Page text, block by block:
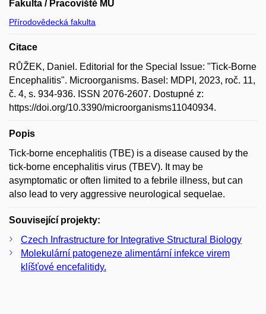
Fakulta / Pracoviště MU
Přírodovědecká fakulta
Citace
RŮŽEK, Daniel. Editorial for the Special Issue: "Tick-Borne
Encephalitis". Microorganisms. Basel: MDPI, 2023, roč. 11,
č. 4, s. 934-936. ISSN 2076-2607. Dostupné z:
https://doi.org/10.3390/microorganisms11040934.
Popis
Tick-borne encephalitis (TBE) is a disease caused by the
tick-borne encephalitis virus (TBEV). It may be
asymptomatic or often limited to a febrile illness, but can
also lead to very aggressive neurological sequelae.
Související projekty:
Czech Infrastructure for Integrative Structural Biology
Molekulární patogeneze alimentární infekce virem
klíšťové encefalitidy.